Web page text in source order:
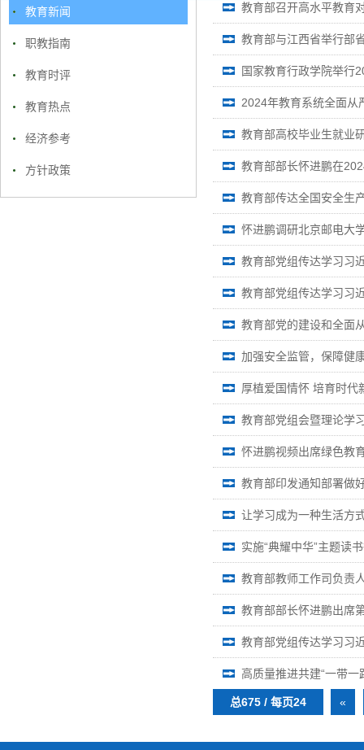
教育新闻
职教指南
教育时评
教育热点
经济参考
方针政策
教育部召开高水平教育
教育部与江西省举行部
国家教育行政学院举行
2024年教育系统全面从
教育部高校毕业生就业
教育部部长怀进鹏在
教育部传达全国安全生
怀进鹏调研北京邮电大
教育部党组传达学习习
教育部党组传达学习习
教育部党的建设和全面
加强安全监管，保障健
厚植爱国情怀 培育时代
教育部党组会暨理论学
怀进鹏视频出席绿色教
教育部印发通知部署做
让学习成为一种生活方
实施“典耀中华”主题读
教育部教师工作司负责
教育部部长怀进鹏出席
教育部党组传达学习习
高质量推进共建“一带
总675 / 每页24 «